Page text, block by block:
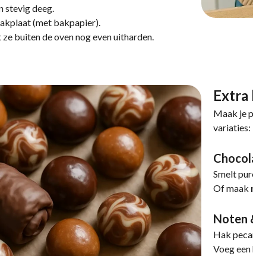
stevig deeg.
(met bakpapier).
buiten de oven nog even uitharden.
Extra
Maak je
variaties:
Smelt
Of maak
Noten
Hak
Voeg